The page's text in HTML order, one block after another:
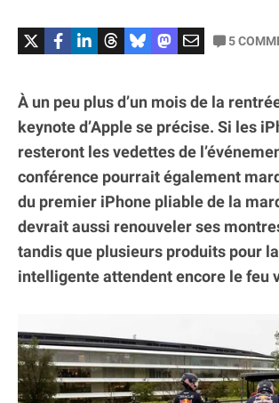
5
À un peu plus d’un mois de la
keynote d’Apple se précise. Si les
resteront les vedettes de
conférence pourrait également
du premier iPhone pliable de la
devrait aussi renouveler ses
tandis que plusieurs produits pour
intelligente attendent encore le feu